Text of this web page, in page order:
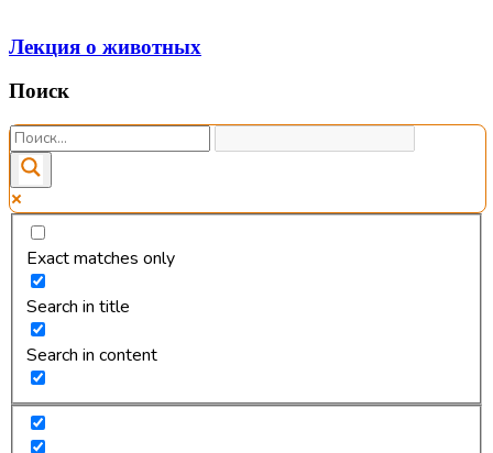
Лекция о животных
Поиск
Exact matches only
Search in title
Search in content